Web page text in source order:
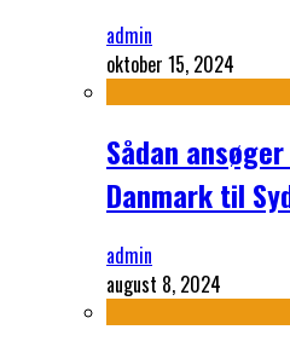
admin
oktober 15, 2024
Sådan
Danmark til
admin
august 8, 2024